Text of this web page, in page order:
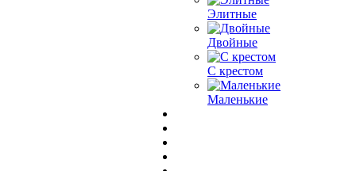
Элитные
Двойные
С крестом
Маленькие